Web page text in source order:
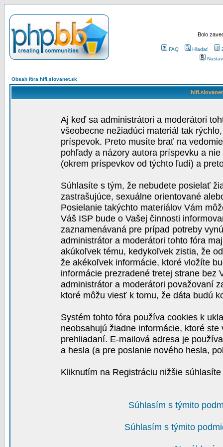
Bolo
FAQ Hľadať
Obsah fóra hifi.slovanet.sk
Aj keď sa administrátori a moderátori
všeobecne nežiadúci materiál tak
príspevok. Preto musíte brať na
pohľady a názory autora príspevku a
(okrem príspevkov od týchto ľudí) a
Súhlasíte s tým, že nebudete posielať
zastrašujúce, sexuálne orientované
Posielanie takýchto materiálov Vám
Váš ISP bude o Vašej činnosti
zaznamenávaná pre prípad potreby
administrátor a moderátori tohto fóra
akúkoľvek tému, kedykoľvek zistia, že
že akékoľvek informácie, ktoré vložíte
informácie prezradené tretej strane bez
administrátor a moderátori považovaní
ktoré môžu viesť k tomu, že dáta budú
Systém tohto fóra používa cookies k
neobsahujú žiadne informácie, ktoré
prehliadaní. E-mailová adresa je
a hesla (a pre poslanie nového hesla,
Kliknutím na Registráciu nižšie
Súhlasím s týmito
Súhlasím s týmito